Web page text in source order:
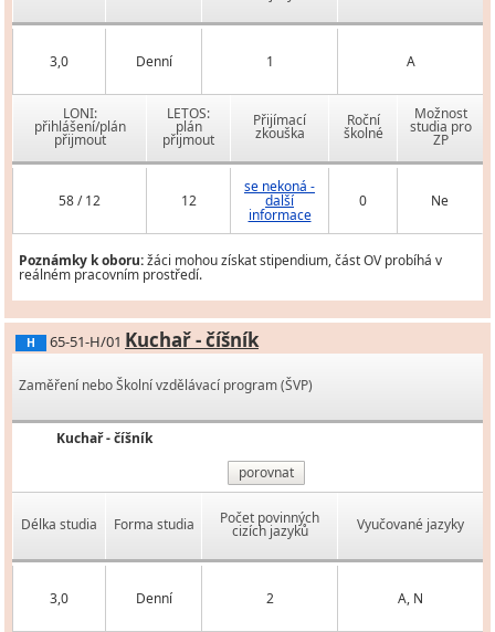
3,0 Denní 1 A
LONI:
přihlášení/plán
přijmout
LETOS:
plán
přijmout
Přijímací
zkouška
Roční
školné
Možnost
studia pro
ZP
58 / 12 12
se nekoná -
další
informace
0 Ne
Poznámky k oboru:žáci mohou získat stipendium, část OV probíhá v
reálném pracovním prostředí.
H 65-51-H/01 Kuchař - číšník
Zaměření nebo Školní vzdělávací program (ŠVP)
Kuchař - číšník
porovnat
Délka studia Forma studia Počet povinných
cizích jazyků Vyučované jazyky
3,0 Denní 2 A, N